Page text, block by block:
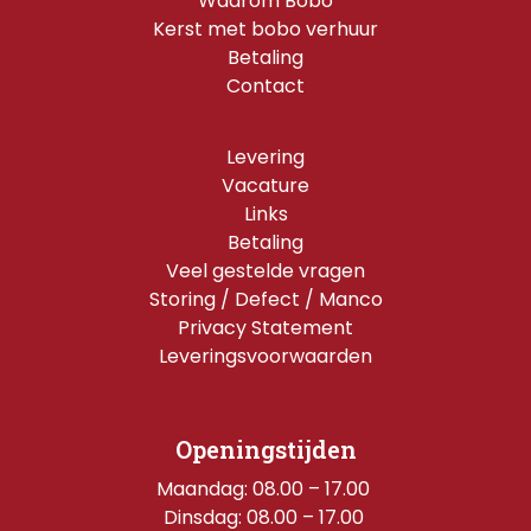
Kerst met bobo verhuur
Betaling
Contact
Levering
Vacature
Links
Betaling
Veel gestelde vragen
Storing / Defect / Manco
Privacy Statement
Leveringsvoorwaarden
Openingstijden
Maandag: 08.00 – 17.00
Dinsdag: 08.00 – 17.00